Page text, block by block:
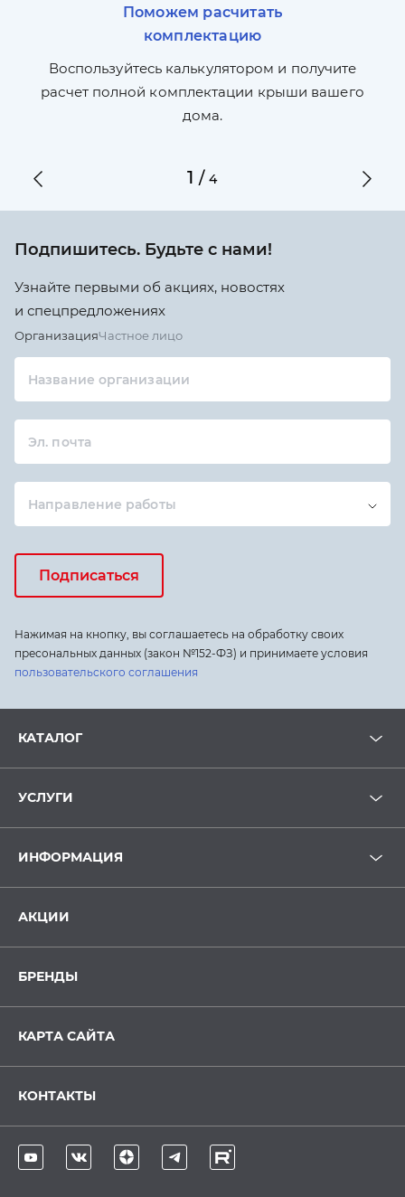
Поможем расчитать
комплектацию
Воспользуйтесь калькулятором и получите
расчет полной комплектации крыши вашего
дома.
1 /4
Подпишитесь. Будьте с нами!
Узнайте первыми об акциях, новостях
и спецпредложениях
ОрганизацияЧастное лицо
Название организации
Эл. почта
Направление работы
Подписаться
Нажимая на кнопку, вы соглашаетесь на обработку своих
пресональных данных (закон №152-ФЗ) и принимаете условия
пользовательского соглашения
КАТАЛОГ
УСЛУГИ
ИНФОРМАЦИЯ
АКЦИИ
БРЕНДЫ
КАРТА САЙТА
КОНТАКТЫ